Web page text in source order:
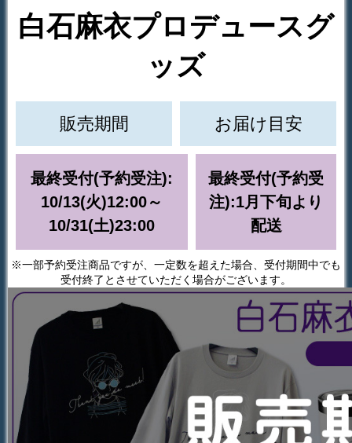
白石麻衣プロデュースグ
ッズ
販売期間 お届け目安
最終受付(予約受注):
10/13(火)12:00～
10/31(土)23:00
最終受付(予約受
注):1月下旬より
配送
※一部予約受注商品ですが、一定数を超えた場合、受付期間中でも
受付終了とさせていただく場合がございます。